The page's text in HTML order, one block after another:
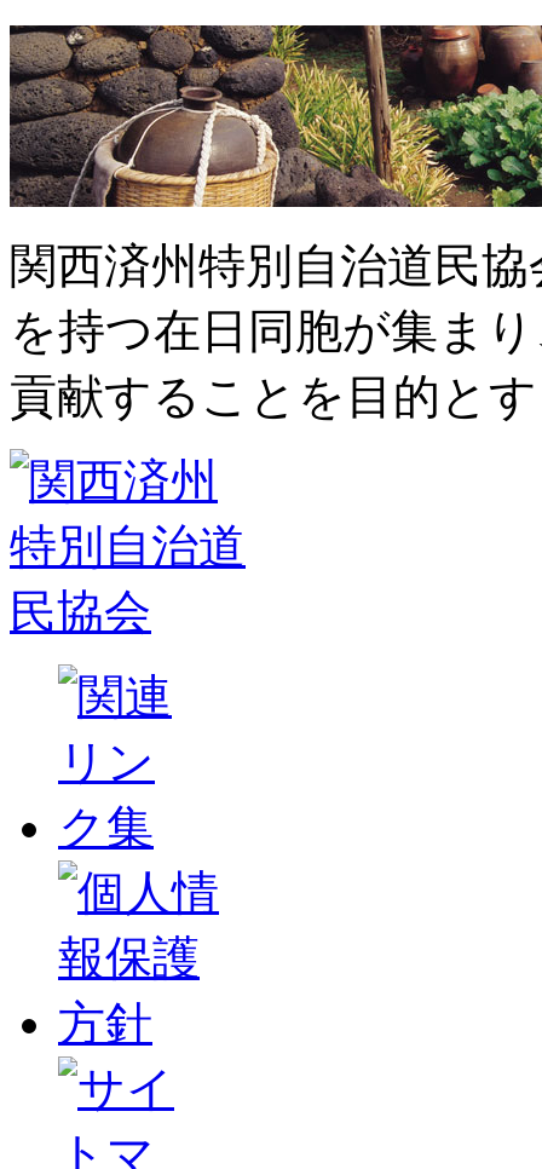
関西済州特別自治道民
を持つ在日同胞が集ま
貢献することを目的と